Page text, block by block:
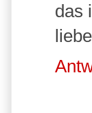
das